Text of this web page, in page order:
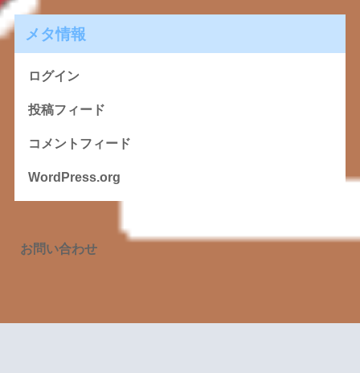
メタ情報
ログイン
投稿フィード
コメントフィード
WordPress.org
お問い合わせ